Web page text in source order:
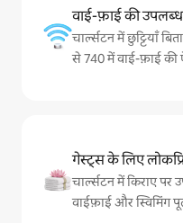
वाई-फ़ाई की
चार्ल्सटन में छुट्टियाँ
से 740 में वाई-फ़ाई
गेस्ट्स के लिए
चार्ल्सटन में किराए
वाईफ़ाई और स्विमिंग